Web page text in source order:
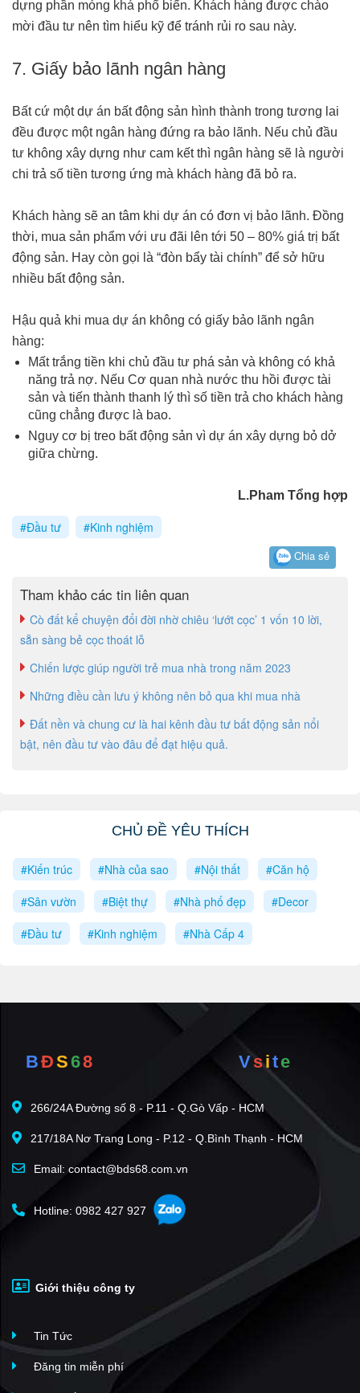
dựng phần móng khá phổ biến. Khách hàng được chào
mời đầu tư nên tìm hiểu kỹ để tránh rủi ro sau này.
7. Giấy bảo lãnh ngân hàng
Bất cứ một dự án bất động sản hình thành trong tương lai
đều được một ngân hàng đứng ra bảo lãnh. Nếu chủ đầu
tư không xây dựng như cam kết thì ngân hàng sẽ là người
chi trả số tiền tương ứng mà khách hàng đã bỏ ra.
Khách hàng sẽ an tâm khi dự án có đơn vị bảo lãnh. Đồng
thời, mua sản phẩm với ưu đãi lên tới 50 – 80% giá trị bất
động sản. Hay còn gọi là “đòn bẩy tài chính” để sở hữu
nhiều bất động sản.
Hậu quả khi mua dự án không có giấy bảo lãnh ngân
hàng:
Mất trắng tiền khi chủ đầu tư phá sản và không có khả
năng trả nợ. Nếu Cơ quan nhà nước thu hồi được tài
sản và tiến thành thanh lý thì số tiền trả cho khách hàng
cũng chẳng được là bao.
Nguy cơ bị treo bất động sản vì dự án xây dựng bỏ dở
giữa chừng.
L.Pham Tổng hợp
#Đầu tư #Kinh nghiệm
Chia sẻ
Tham khảo các tin liên quan
Cò đất kể chuyện đổi đời nhờ chiêu ‘lướt cọc’ 1 vốn 10 lời,
sẵn sàng bẻ cọc thoát lỗ
Chiến lược giúp người trẻ mua nhà trong năm 2023
Những điều cần lưu ý không nên bỏ qua khi mua nhà
Đất nền và chung cư là hai kênh đầu tư bất động sản nổi
bật, nên đầu tư vào đâu để đạt hiệu quả.
CHỦ ĐỀ YÊU THÍCH
#Kiến trúc #Nhà của sao #Nội thất
#Căn hộ
#Sân vườn
#Biệt thự #Nhà phố đẹp
#Decor
#Đầu tư
#Kinh nghiệm #Nhà Cấp 4
BĐS68 Vsite
266/24A Đường số 8 - P.11 - Q.Gò Vấp - HCM
217/18A Nơ Trang Long - P.12 - Q.Bình Thạnh - HCM
Email: contact@bds68.com.vn
Hotline: 0982 427 927
Giới thiệu công ty
Tin Tức
Đăng tin miễn phí